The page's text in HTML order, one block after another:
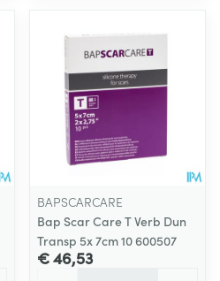
BAPSCARCARE
Bap Scar Care T Verb Dun
Transp 5x 7cm 10 600507
€ 46,53